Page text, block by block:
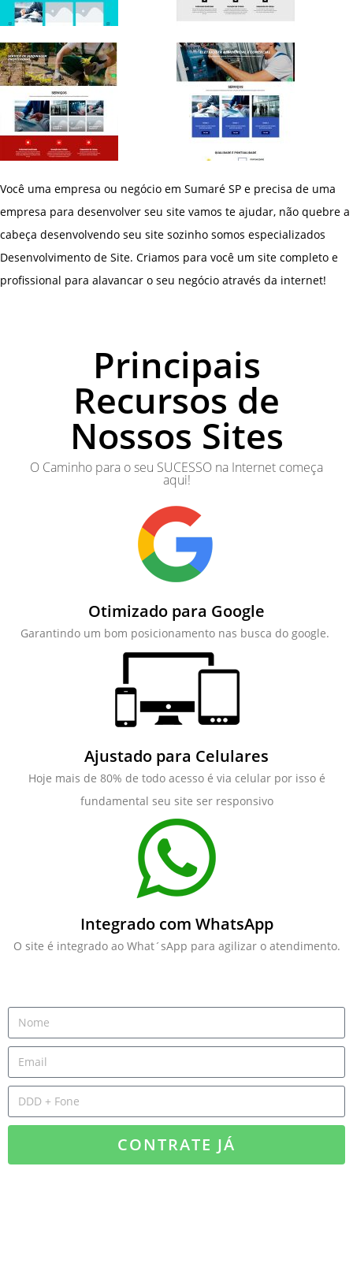
Você uma empresa ou negócio em Sumaré SP e precisa de uma
empresa para desenvolver seu site vamos te ajudar, não quebre a
cabeça desenvolvendo seu site sozinho somos especializados
Desenvolvimento de Site. Criamos para você um site completo e
profissional para alavancar o seu negócio através da internet!
Principais
Recursos de
Nossos Sites
O Caminho para o seu SUCESSO na Internet começa
aqui!
Otimizado para Google
Garantindo um bom posicionamento nas busca do google.
Ajustado para Celulares
Hoje mais de 80% de todo acesso é via celular por isso é
fundamental seu site ser responsivo
Integrado com WhatsApp
O site é integrado ao What´sApp para agilizar o atendimento.
CONTRATE JÁ